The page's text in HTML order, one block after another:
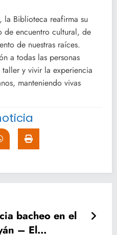
la Biblioteca reafirma su
de encuentro cultural, de
de nuestras raíces.
a todas las personas
taller y vivir la experiencia
manteniendo vivas
bacheo en el
– El